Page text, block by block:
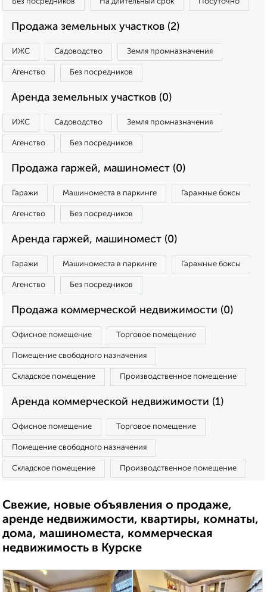
Продажа земельных участков (2)
ИЖС Садоводство Земля промназначения
Агенство Без посредников
Аренда земельных участков (0)
ИЖС Садоводство Земля промназначения
Агенство Без посредников
Продажа гаржей, машиномест (0)
Гаражи Машиноместа в паркинге Гаражные боксы
Агенство Без посредников
Аренда гаржей, машиномест (0)
Гаражи Машиноместа в паркинге Гаражные боксы
Агенство Без посредников
Продажа коммерческой недвижимости (0)
Офисное помещение Торговое помещение
Помещение свободного назначения
Складское помещение Производственное помещение
Аренда коммерческой недвижимости (1)
Офисное помещение Торговое помещение
Помещение свободного назначения
Складское помещение Производственное помещение
Свежие, новые объявления о продаже,
аренде недвижимости, квартиры, комнаты,
дома, машиноместа, коммерческая
недвижимость в Курске